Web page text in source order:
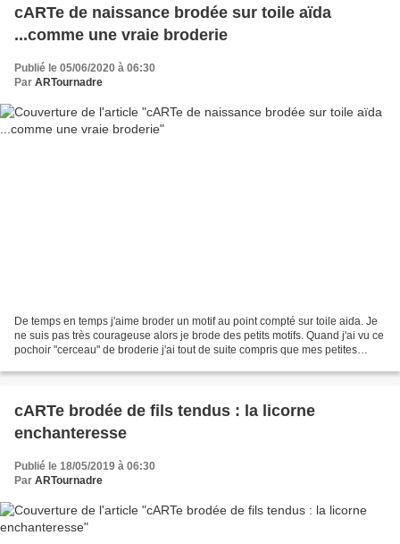
cARTe de naissance brodée sur toile aïda
...comme une vraie broderie
Publié le 05/06/2020 à 06:30
Par ARTournadre
De temps en temps j'aime broder un motif au point compté sur toile aida. Je
ne suis pas très courageuse alors je brode des petits motifs. Quand j'ai vu ce
pochoir "cerceau" de broderie j'ai tout de suite compris que mes petites
cARTe brodée de fils tendus : la licorne
enchanteresse
Publié le 18/05/2019 à 06:30
Par ARTournadre